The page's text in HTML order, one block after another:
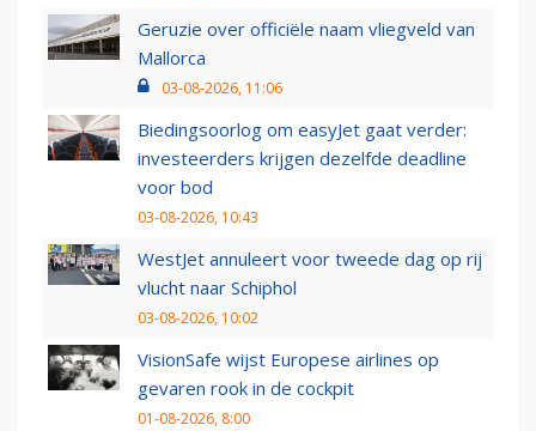
Geruzie over officiële naam vliegveld van
Mallorca
03-08-2026, 11:06
Biedingsoorlog om easyJet gaat verder:
investeerders krijgen dezelfde deadline
voor bod
03-08-2026, 10:43
WestJet annuleert voor tweede dag op rij
vlucht naar Schiphol
03-08-2026, 10:02
VisionSafe wijst Europese airlines op
gevaren rook in de cockpit
01-08-2026, 8:00